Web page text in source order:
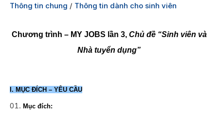
Thông tin chung / Thông tin dành cho sinh viên
Chương trình – MY JOBS lần 3, Chủ đề “Sinh viên và
Nhà tuyển dụng”
I. MỤC ĐÍCH – YÊU CẦU
Mục đích: